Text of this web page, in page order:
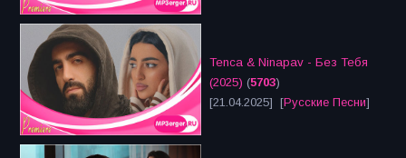
Tenca & Ninapav - Без Тебя
(2025) (5703)
[21.04.2025] [Русские Песни]